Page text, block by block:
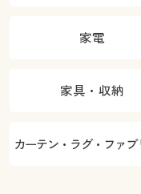
家電
家具・収納
カーテン・ラグ・ファブ